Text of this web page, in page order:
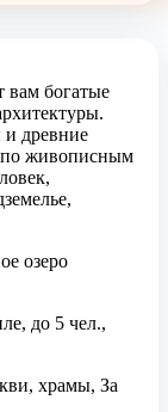
вам богатые
и древние
по живописным
озеро
до 5 чел.,
храмы, За